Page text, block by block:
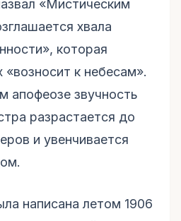
«Мистическим
хвала
которая
«возносит к небесам».
апофеозе звучность
разрастается до
и увенчивается
написана летом 1906